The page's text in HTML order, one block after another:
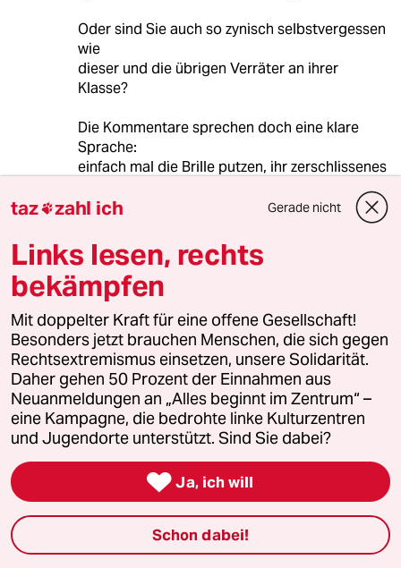
Oder sind Sie auch so zynisch selbstvergessen
wie
dieser und die übrigen Verräter an ihrer
Klasse?
Die Kommentare sprechen doch eine klare
Sprache:
einfach mal die Brille putzen, ihr zerschlissenes
Mäntelchen pubertäter Erinnerung abstreifen
und - hinschauen;
schicken Plätze
im " gemeinsamen" Boot haben, sondern ums
Überleben
rudern und die Suppe auslöffeln müssen.
Alles gesagt - doch, doch:
"Polit-Schnösel"
"Und mit der Verklärung des Alten ist das
bekanntlich so eine Sache.
Jede Generation hat ihre Idole."
Ja, Alder, da sachste was.
Müntefering als Münte dein Idol?
Na dann - gute Nacht und arme taz.
C Cometh
taz zahl ich Gerade nicht
Links lesen, rechts
bekämpfen
Mit doppelter Kraft für eine offene Gesellschaft!
Besonders jetzt brauchen Menschen, die sich gegen
Rechtsextremismus einsetzen, unsere Solidarität.
Daher gehen 50 Prozent der Einnahmen aus
Neuanmeldungen an „Alles beginnt im Zentrum“ –
eine Kampagne, die bedrohte linke Kulturzentren
und Jugendorte unterstützt. Sind Sie dabei?
 Ja, ich will
Schon dabei!